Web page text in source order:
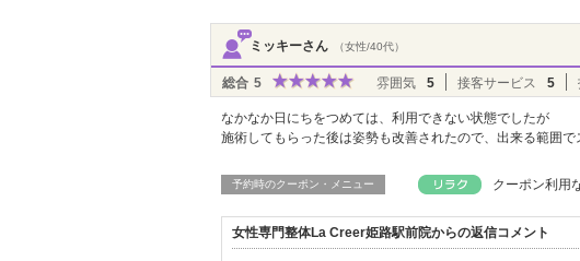
ミッキーさん （女性/40代）
総合 5 雰囲気 5 接客サービス 5
なかなか日にちをつめては、利用できない状態でしたが
施術してもらった後は姿勢も改善されたので、出来る範囲
予約時のクーポン・メニュー クーポン利用
女性専門整体La Creer姫路駅前院からの返信コメント